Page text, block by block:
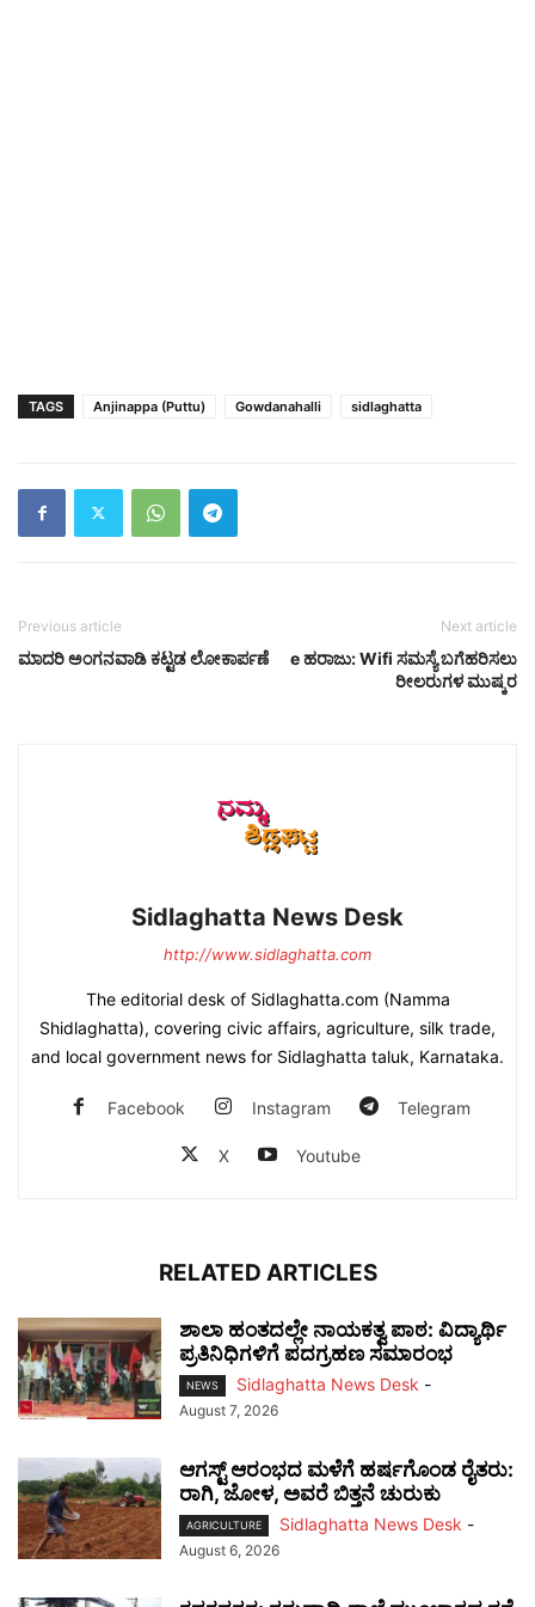
TAGS Anjinappa (Puttu) Gowdanahalli sidlaghatta
Previous article
ಮಾದರಿ ಅಂಗನವಾಡಿ ಕಟ್ಟಡ ಲೋಕಾರ್ಪಣೆ
Next article
e ಹರಾಜು: Wifi ಸಮಸ್ಯೆ ಬಗೆಹರಿಸಲು
ರೀಲರುಗಳ ಮುಷ್ಕರ
Sidlaghatta News Desk
http://www.sidlaghatta.com
The editorial desk of Sidlaghatta.com (Namma
Shidlaghatta), covering civic affairs, agriculture, silk trade,
and local government news for Sidlaghatta taluk, Karnataka.
Facebook Instagram Telegram
X Youtube
RELATED ARTICLES
ಶಾಲಾ ಹಂತದಲ್ಲೇ ನಾಯಕತ್ವ ಪಾಠ: ವಿದ್ಯಾರ್ಥಿ
ಪ್ರತಿನಿಧಿಗಳಿಗೆ ಪದಗ್ರಹಣ ಸಮಾರಂಭ
NEWS Sidlaghatta News Desk -
August 7, 2026
ಆಗಸ್ಟ್ ಆರಂಭದ ಮಳೆಗೆ ಹರ್ಷಗೊಂಡ ರೈತರು:
ರಾಗಿ, ಜೋಳ, ಅವರೆ ಬಿತ್ತನೆ ಚುರುಕು
AGRICULTURE Sidlaghatta News Desk -
August 6, 2026